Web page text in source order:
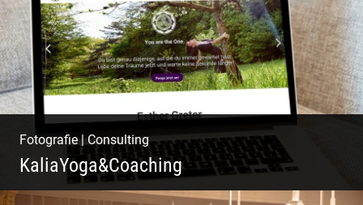
Fotografie | Consulting
KaliaYoga&Coaching